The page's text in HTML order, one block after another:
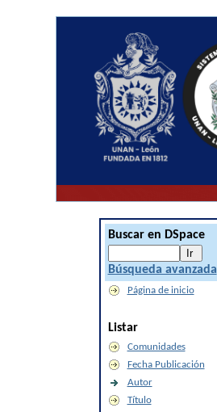
Buscar en DSpace
Búsqueda avanzada
Página de inicio
Listar
Comunidades
Fecha Publicación
Autor
Título